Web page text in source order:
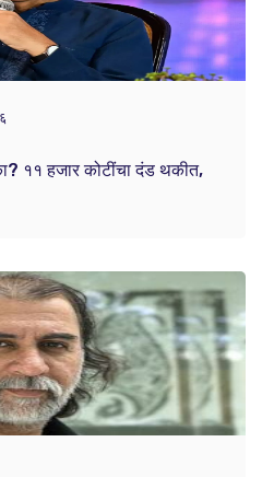
११ हजार कोटींचा दंड थकीत,